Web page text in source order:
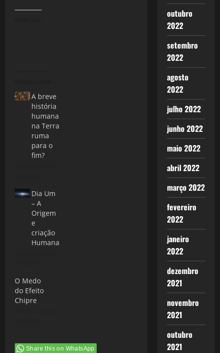
A breve
história
humana
na Terra
ruma
para o
fim?
Dia Um
– A
Origem
e
criação
Humana
O Medo
do Efeito
Chipre
Share this on WhatsApp
outubro
2022
setembro
2022
agosto
2022
julho 2022
junho 2022
maio 2022
abril 2022
março 2022
fevereiro
2022
janeiro
2022
dezembro
2021
novembro
2021
outubro
2021